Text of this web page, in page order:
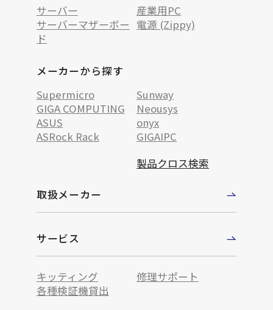
サーバー
産業用PC
サーバーマザーボー
ド
電源 (Zippy)
メーカーから探す
Supermicro
Sunway
GIGA COMPUTING
Neousys
ASUS
onyx
ASRock Rack
GIGAIPC
製品クロス検索
取扱メーカー
サービス
キッティング
修理サポート
各種検証機貸出